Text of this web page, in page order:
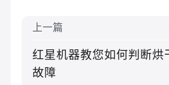
上一篇
红星机器教您如何判断烘
故障